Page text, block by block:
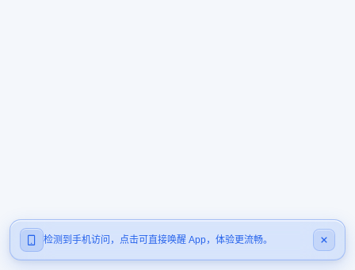
检测到手机访问，点击可直接唤醒 App，体验更流畅。